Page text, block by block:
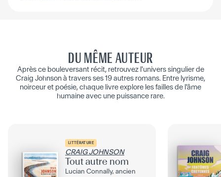
DU MÊME AUTEUR
Après ce bouleversant récit, retrouvez l'univers singulier de
Craig Johnson à travers ses 19 autres romans. Entre lyrisme,
noirceur et poésie, chaque livre explore les failles de l'âme
humaine avec une puissance rare.
LITTÉRATURE
CRAIG JOHNSON
Tout autre nom
Lucian Connally, ancien